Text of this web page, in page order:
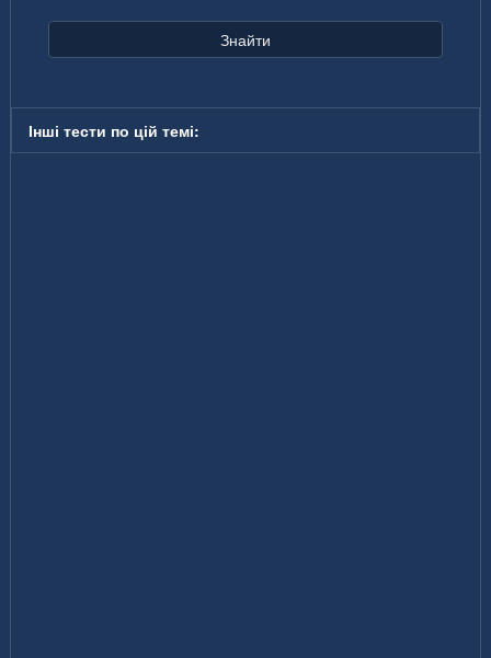
Знайти
Інші тести по цій темі: